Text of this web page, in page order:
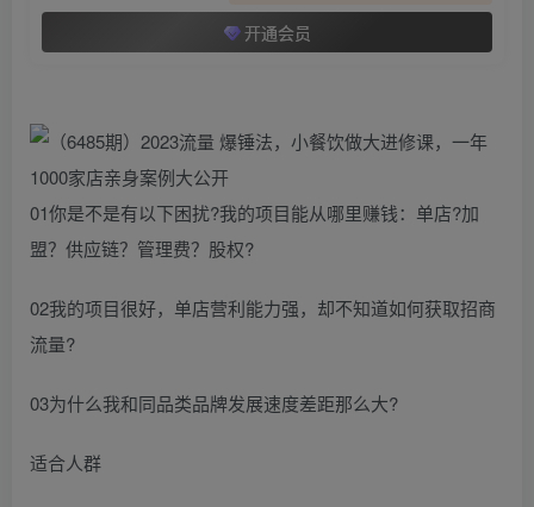
开通会员
01你是不是有以下困扰?我的项目能从哪里赚钱：单店?加
盟？供应链？管理费？股权?
02我的项目很好，单店营利能力强，却不知道如何获取招商
流量?
03为什么我和同品类品牌发展速度差距那么大?
适合人群